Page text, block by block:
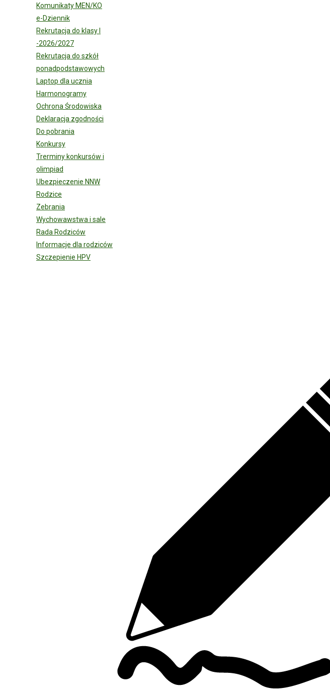
Komunikaty MEN/KO
e-Dziennik
Rekrutacja do klasy I
-2026/2027
Rekrutacja do szkół
ponadpodstawowych
Laptop dla ucznia
Harmonogramy
Ochrona Środowiska
Deklaracja zgodności
Do pobrania
Konkursy
Trerminy konkursów i
olimpiad
Ubezpieczenie NNW
Rodzice
Zebrania
Wychowawstwa i sale
Rada Rodziców
Informacje dla rodziców
Szczepienie HPV